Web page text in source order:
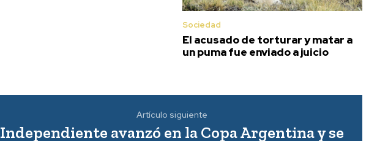
Sociedad
El acusado de torturar y matar a
un puma fue enviado a juicio
Artículo siguiente
Independiente avanzó en la Copa Argentina y se